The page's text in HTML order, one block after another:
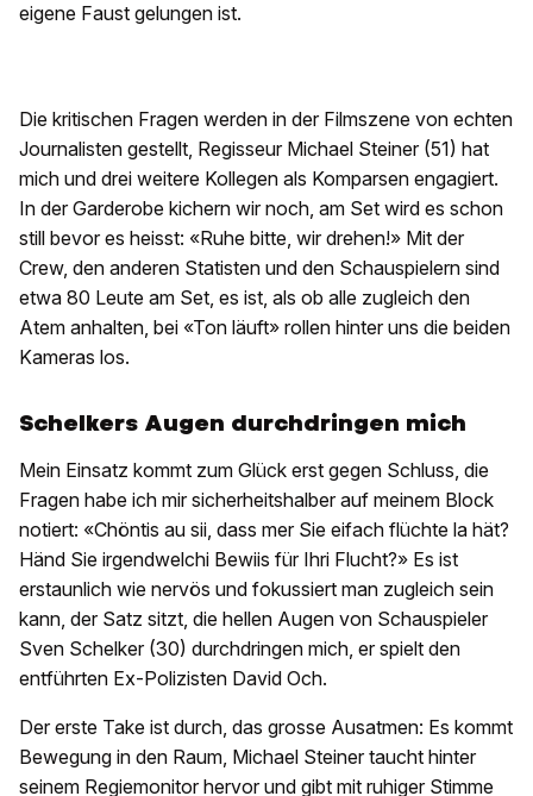
eigene Faust gelungen ist.
Die kritischen Fragen werden in der Filmszene von echten
Journalisten gestellt, Regisseur Michael Steiner (51) hat
mich und drei weitere Kollegen als Komparsen engagiert.
In der Garderobe kichern wir noch, am Set wird es schon
still bevor es heisst: «Ruhe bitte, wir drehen!» Mit der
Crew, den anderen Statisten und den Schauspielern sind
etwa 80 Leute am Set, es ist, als ob alle zugleich den
Atem anhalten, bei «Ton läuft» rollen hinter uns die beiden
Kameras los.
Schelkers Augen durchdringen mich
Mein Einsatz kommt zum Glück erst gegen Schluss, die
Fragen habe ich mir sicherheitshalber auf meinem Block
notiert: «Chöntis au sii, dass mer Sie eifach flüchte la hät?
Händ Sie irgendwelchi Bewiis für Ihri Flucht?» Es ist
erstaunlich wie nervös und fokussiert man zugleich sein
kann, der Satz sitzt, die hellen Augen von Schauspieler
Sven Schelker (30) durchdringen mich, er spielt den
entführten Ex-Polizisten David Och.
Der erste Take ist durch, das grosse Ausatmen: Es kommt
Bewegung in den Raum, Michael Steiner taucht hinter
seinem Regiemonitor hervor und gibt mit ruhiger Stimme